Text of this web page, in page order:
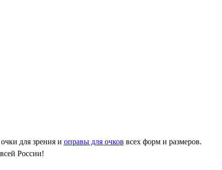
для зрения и оправы для очков всех форм и размеров.
России!